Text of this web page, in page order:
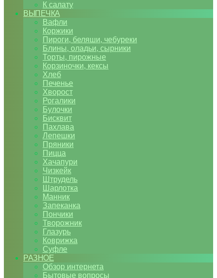
К салату
ВЫПЕЧКА
Вафли
Коржики
Пироги, беляши, чебуреки
Блины, оладьи, сырники
Торты, пирожные
Корзиночки, кексы
Хлеб
Печенье
Хворост
Рогалики
Булочки
Бисквит
Пахлава
Лепешки
Пряники
Пицца
Хачапури
Чизкейк
Штрудель
Шарлотка
Манник
Запеканка
Пончики
Творожник
Глазурь
Коврижка
Суфле
РАЗНОЕ
Обзор интернета
Бытовые вопросы